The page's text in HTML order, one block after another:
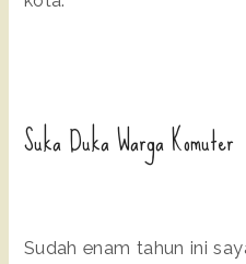
Suka Duka Warga Komuter
Sudah enam tahun ini